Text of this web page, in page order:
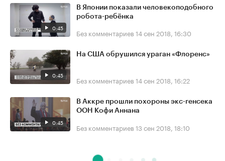
0:45
В Японии показали человекоподобного
робота-ребёнка
Без комментариев 14 сен 2018, 16:30
0:45
На США обрушился ураган «Флоренс»
Без комментариев 14 сен 2018, 16:22
0:45
В Аккре прошли похороны экс-генсека
ООН Кофи Аннана
Без комментариев 13 сен 2018, 18:10